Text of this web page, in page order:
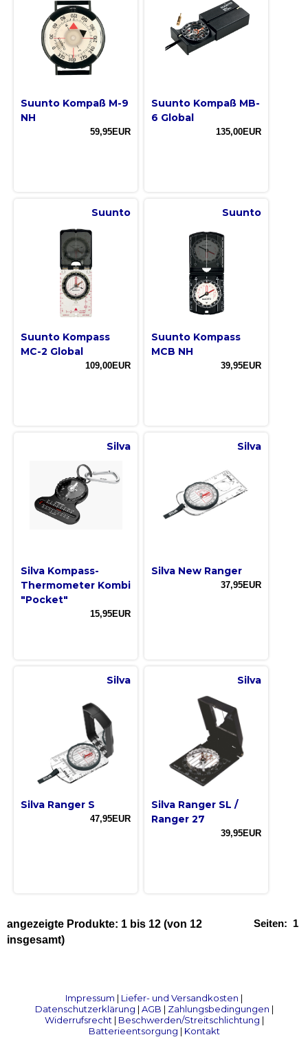
Suunto Kompaß M-9
NH
59,95EUR
Suunto Kompaß MB-
6 Global
135,00EUR
Suunto
Suunto Kompass
MC-2 Global
109,00EUR
Suunto
Suunto Kompass
MCB NH
39,95EUR
Silva
Silva Kompass-
Thermometer Kombi
"Pocket"
15,95EUR
Silva
Silva New Ranger
37,95EUR
Silva
Silva Ranger S
47,95EUR
Silva
Silva Ranger SL /
Ranger 27
39,95EUR
Seiten: 1
angezeigte Produkte: 1 bis 12 (von 12
insgesamt)
Impressum | Liefer- und Versandkosten |
Datenschutzerklärung | AGB | Zahlungsbedingungen |
Widerrufsrecht| Beschwerden/Streitschlichtung |
Batterieentsorgung | Kontakt